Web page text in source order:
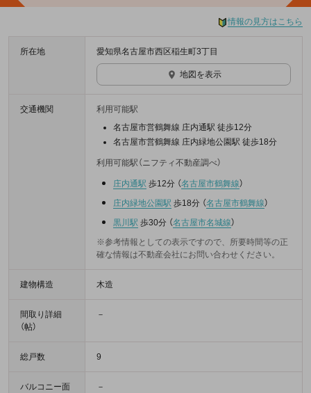
情報の見方はこちら
所在地 愛知県名古屋市西区稲生町3丁目
地図を表示
交通機関
利用可能駅
名古屋市営鶴舞線 庄内通駅 徒歩12分
名古屋市営鶴舞線 庄内緑地公園駅 徒歩18分
利用可能駅（ニフティ不動産調べ）
庄内通駅 歩12分 （名古屋市鶴舞線）
庄内緑地公園駅 歩18分 （名古屋市鶴舞線）
黒川駅 歩30分 （名古屋市名城線）
※参考情報としての表示ですので、所要時間等の正
確な情報は不動産会社にお問い合わせください。
建物構造 木造
間取り詳細
（帖）
－
総戸数 9
バルコニー面
－